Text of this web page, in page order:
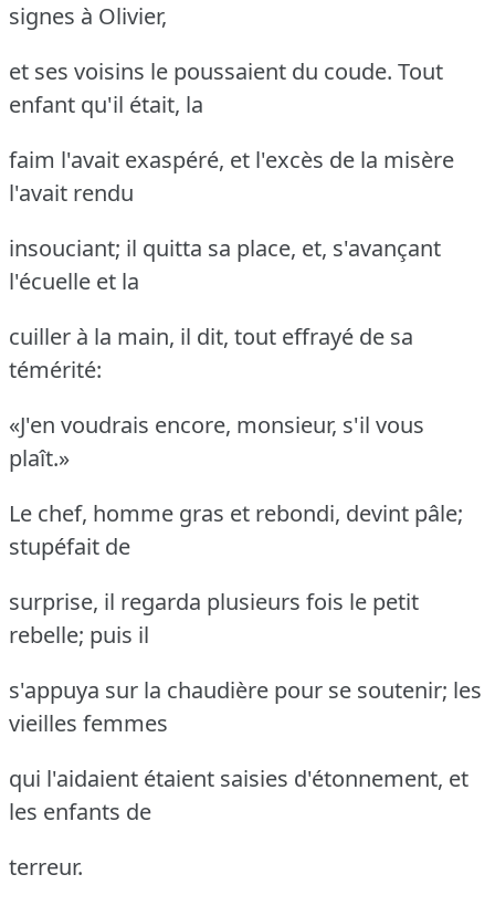
signes à Olivier,
et ses voisins le poussaient du coude. Tout
enfant qu'il était, la
faim l'avait exaspéré, et l'excès de la misère
l'avait rendu
insouciant; il quitta sa place, et, s'avançant
l'écuelle et la
cuiller à la main, il dit, tout effrayé de sa
témérité:
«J'en voudrais encore, monsieur, s'il vous
plaît.»
Le chef, homme gras et rebondi, devint pâle;
stupéfait de
surprise, il regarda plusieurs fois le petit
rebelle; puis il
s'appuya sur la chaudière pour se soutenir; les
vieilles femmes
qui l'aidaient étaient saisies d'étonnement, et
les enfants de
terreur.